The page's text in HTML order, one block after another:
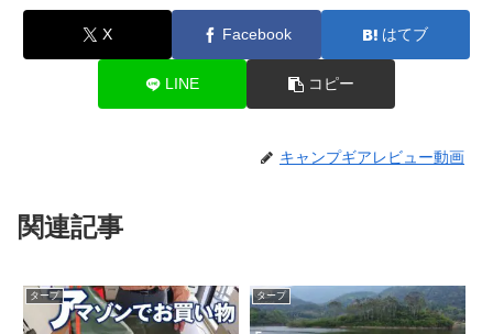
X Facebook はてブ
LINE コピー
キャンプギアレビュー動画
関連記事
タープ タープ